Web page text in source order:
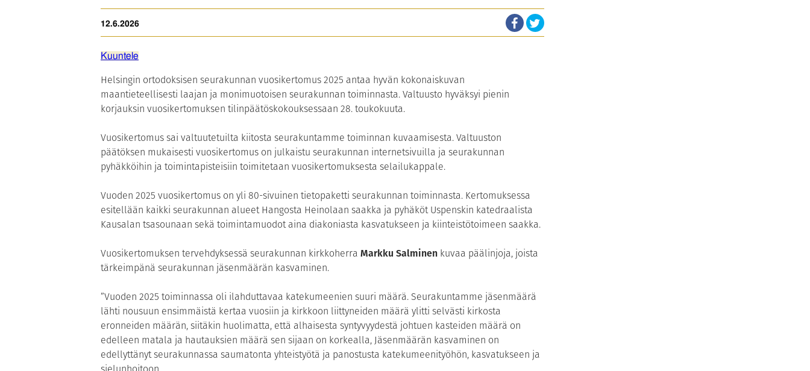
12.6.2026
Kuuntele
Helsingin ortodoksisen seurakunnan vuosikertomus 2025 antaa hyvän kokonaiskuvan
maantieteellisesti laajan ja monimuotoisen seurakunnan toiminnasta. Valtuusto hyväksyi pienin
korjauksin vuosikertomuksen tilinpäätöskokouksessaan 28. toukokuuta.
Vuosikertomus sai valtuutetuilta kiitosta seurakuntamme toiminnan kuvaamisesta. Valtuuston
päätöksen mukaisesti vuosikertomus on julkaistu seurakunnan internetsivuilla ja seurakunnan
pyhäkköihin ja toimintapisteisiin toimitetaan vuosikertomuksesta selailukappale.
Vuoden 2025 vuosikertomus on yli 80-sivuinen tietopaketti seurakunnan toiminnasta. Kertomuksessa
esitellään kaikki seurakunnan alueet Hangosta Heinolaan saakka ja pyhäköt Uspenskin katedraalista
Kausalan tsasounaan sekä toimintamuodot aina diakoniasta kasvatukseen ja kiinteistötoimeen saakka.
Vuosikertomuksen tervehdyksessä seurakunnan kirkkoherra Markku Salminen kuvaa päälinjoja, joista
tärkeimpänä seurakunnan jäsenmäärän kasvaminen.
”Vuoden 2025 toiminnassa oli ilahduttavaa katekumeenien suuri määrä. Seurakuntamme jäsenmäärä
lähti nousuun ensimmäistä kertaa vuosiin ja kirkkoon liittyneiden määrä ylitti selvästi kirkosta
eronneiden määrän, siitäkin huolimatta, että alhaisesta syntyvyydestä johtuen kasteiden määrä on
edelleen matala ja hautauksien määrä sen sijaan on korkealla, Jäsenmäärän kasvaminen on
edellyttänyt seurakunnassa saumatonta yhteistyötä ja panostusta katekumeenityöhön, kasvatukseen ja